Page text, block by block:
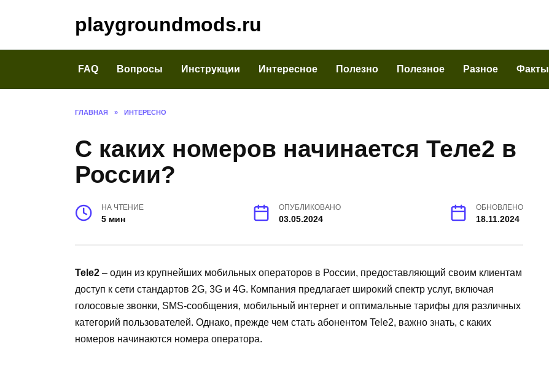
playgroundmods.ru
FAQ Вопросы Инструкции Интересное Полезно Полезное Разное Факты
ГЛАВНАЯ » ИНТЕРЕСНО
С каких номеров начинается Теле2 в
России?
НА ЧТЕНИЕ
5 мин
ОПУБЛИКОВАНО
03.05.2024
ОБНОВЛЕНО
18.11.2024
Tele2 – один из крупнейших мобильных операторов в России, предоставляющий своим клиентам
доступ к сети стандартов 2G, 3G и 4G. Компания предлагает широкий спектр услуг, включая
голосовые звонки, SMS-сообщения, мобильный интернет и оптимальные тарифы для различных
категорий пользователей. Однако, прежде чем стать абонентом Tele2, важно знать, с каких
номеров начинаются номера оператора.